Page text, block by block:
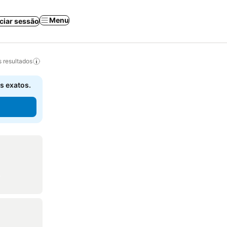
sessão Menu
resultados
exatos.